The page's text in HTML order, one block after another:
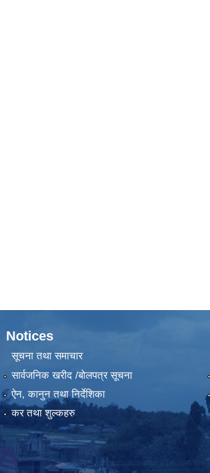
Notices
सूचना तथा समाचार
सार्वजनिक खरीद /बोलपत्र सूचना
ऐन, कानुन तथा निर्देशिका
कर तथा शुल्कहरु